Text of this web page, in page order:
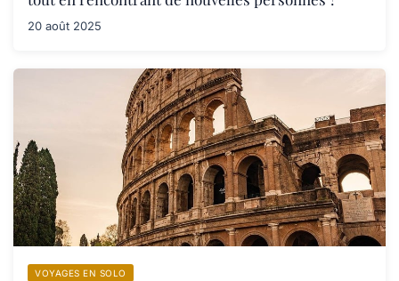
20 août 2025
VOYAGES EN SOLO